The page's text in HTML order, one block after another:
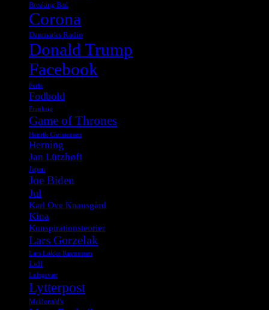
Breaking Bad
Corona
Danmarks Radio
Donald Trump
Facebook
Ferie
Fodbold
Frankrig
Game of Thrones
Henrik Christensen
Herning
Jan Lützhøft
Japan
Joe Biden
Jul
Karl Ove Knausgård
Kina
Konspirationsteorier
Lars Gorzelak
Lars Løkke Rasmussen
Lidl
Luftgevær
Lytterpost
McDonald's